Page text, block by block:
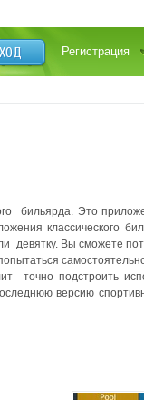
Регистрация
бильярда. Это
классического
девятку. Вы сможете
точно подстроить
версию